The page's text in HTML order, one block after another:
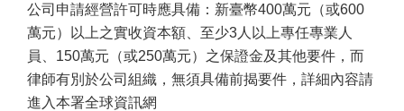
公司申請經營許可時應具備：新臺幣400萬元（或600
萬元）以上之實收資本額、至少3人以上專任專業人
員、150萬元（或250萬元）之保證金及其他要件，而
律師有別於公司組織，無須具備前揭要件，詳細內容請
進入本署全球資訊網